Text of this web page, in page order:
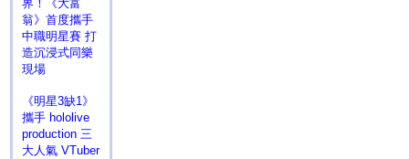
界！《大富
翁》首度攜手
中職明星賽 打
造沉浸式同樂
現場
《明星3缺1》
攜手 hololive
production 三
大人氣 VTuber